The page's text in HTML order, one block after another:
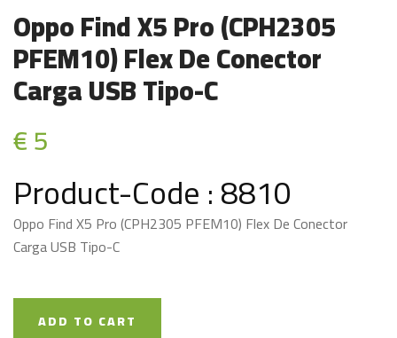
Oppo Find X5 Pro (CPH2305
PFEM10) Flex De Conector
Carga USB Tipo-C
€ 5
Product-Code : 8810
Oppo Find X5 Pro (CPH2305 PFEM10) Flex De Conector
Carga USB Tipo-C
ADD TO CART